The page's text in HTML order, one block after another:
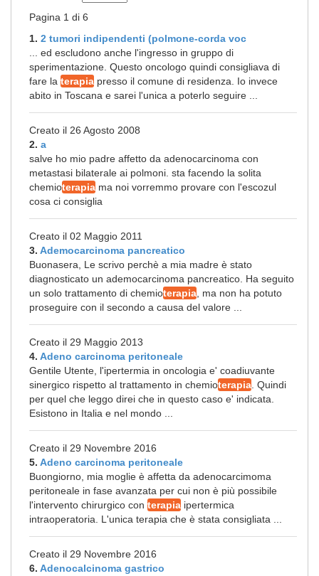
Pagina 1 di 6
1. 2 tumori indipendenti (polmone-corda voc
... ed escludono anche l'ingresso in gruppo di
sperimentazione. Questo oncologo quindi consigliava di
fare la terapia presso il comune di residenza. Io invece
abito in Toscana e sarei l'unica a poterlo seguire ...
Creato il 26 Agosto 2008
2. a
salve ho mio padre affetto da adenocarcinoma con
metastasi bilaterale ai polmoni. sta facendo la solita
chemioterapia ma noi vorremmo provare con l'escozul
cosa ci consiglia
Creato il 02 Maggio 2011
3. Ademocarcinoma pancreatico
Buonasera, Le scrivo perchè a mia madre è stato
diagnosticato un ademocarcinoma pancreatico. Ha seguito
un solo trattamento di chemioterapia , ma non ha potuto
proseguire con il secondo a causa del valore ...
Creato il 29 Maggio 2013
4. Adeno carcinoma peritoneale
Gentile Utente, l'ipertermia in oncologia e' coadiuvante
sinergico rispetto al trattamento in chemioterapia . Quindi
per quel che leggo direi che in questo caso e' indicata.
Esistono in Italia e nel mondo ...
Creato il 29 Novembre 2016
5. Adeno carcinoma peritoneale
Buongiorno, mia moglie è affetta da adenocarcimoma
peritoneale in fase avanzata per cui non è più possibile
l'intervento chirurgico con terapia ipertermica
intraoperatoria. L'unica terapia che è stata consigliata ...
Creato il 29 Novembre 2016
6. Adenocalcinoma gastrico